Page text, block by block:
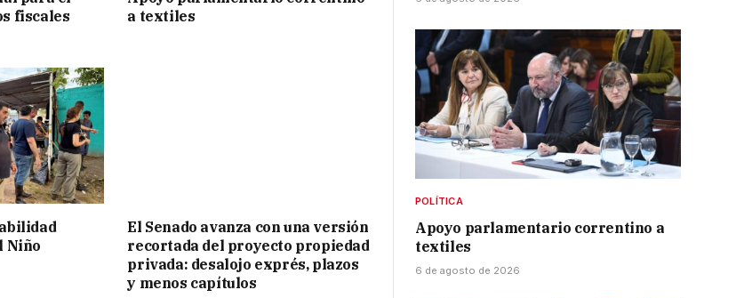
fiscales
a textiles
Niño
El Senado avanza con una versión
recortada del proyecto propiedad
privada: desalojo exprés, plazos
y menos capítulos
POLÍTICA
Apoyo parlamentario correntino a
textiles
6 de agosto de 2026